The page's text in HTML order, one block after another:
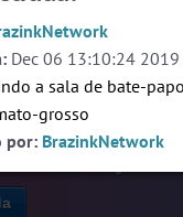
las
por
de
el
Dec 06 13:10:24 2019
a sala de bate-
grosso
por: BrazinkNetwork